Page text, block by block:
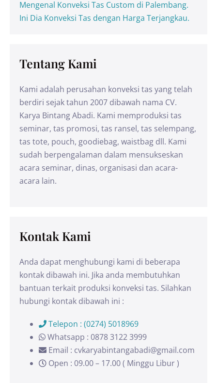
Mengenal Konveksi Tas Custom di Palembang.
Ini Dia Konveksi Tas dengan Harga Terjangkau.
Tentang Kami
Kami adalah perusahan konveksi tas yang telah
berdiri sejak tahun 2007 dibawah nama CV.
Karya Bintang Abadi. Kami memproduksi tas
seminar, tas promosi, tas ransel, tas selempang,
tas tote, pouch, goodiebag, waistbag dll. Kami
sudah berpengalaman dalam mensukseskan
acara seminar, dinas, organisasi dan acara-
acara lain.
Kontak Kami
Anda dapat menghubungi kami di beberapa
kontak dibawah ini. Jika anda membutuhkan
bantuan terkait produksi konveksi tas. Silahkan
hubungi kontak dibawah ini :
Telepon : (0274) 5018969
Whatsapp : 0878 3122 3999
Email : cvkaryabintangabadi@gmail.com
Open : 09.00 – 17.00 ( Minggu Libur )